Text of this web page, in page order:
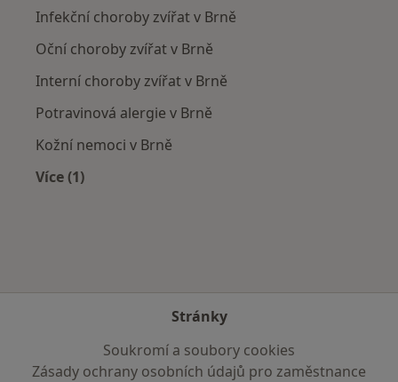
Infekční choroby zvířat v Brně
Oční choroby zvířat v Brně
Interní choroby zvířat v Brně
Potravinová alergie v Brně
Kožní nemoci v Brně
Více (1)
Stránky
Soukromí a soubory cookies
Zásady ochrany osobních údajů pro zaměstnance